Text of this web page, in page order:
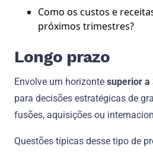
Como os custos e
próximos trimestres?
Longo prazo
Envolve um horizonte superior a
para decisões estratégicas de
fusões, aquisições ou
Questões típicas desse tipo de